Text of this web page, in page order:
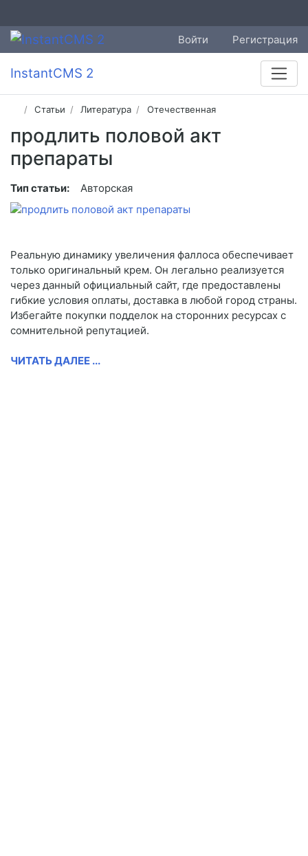
Войти Регистрация
InstantCMS 2
Статьи Литература Отечественная
продлить половой акт
препараты
Тип статьи: Авторская
Реальную динамику увеличения фаллоса обеспечивает
только оригинальный крем. Он легально реализуется
через данный официальный сайт, где предоставлены
гибкие условия оплаты, доставка в любой город страны.
Избегайте покупки подделок на сторонних ресурсах с
сомнительной репутацией.
ЧИТАТЬ ДАЛЕЕ ...